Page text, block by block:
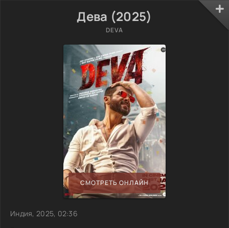
Дева (2025)
DEVA
СМОТРЕТЬ ОНЛАЙН
Индия, 2025, 02:36